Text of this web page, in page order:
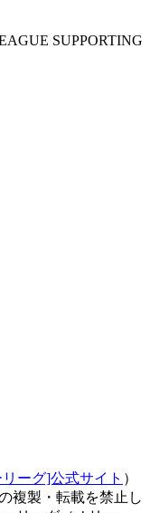
SUPPORTING
ーグ]公式サイト ）
複製・転載を禁止し